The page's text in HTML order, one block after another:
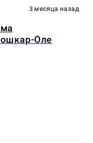
3 месяца назад
Оле